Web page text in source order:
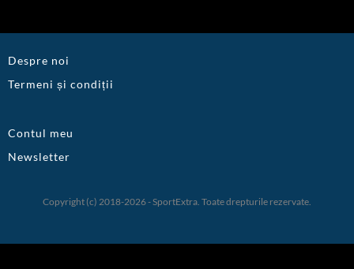
Despre noi
Termeni și condiții
Contul meu
Newsletter
Copyright (c) 2018-2026 - SportExtra. Toate drepturile rezervate.